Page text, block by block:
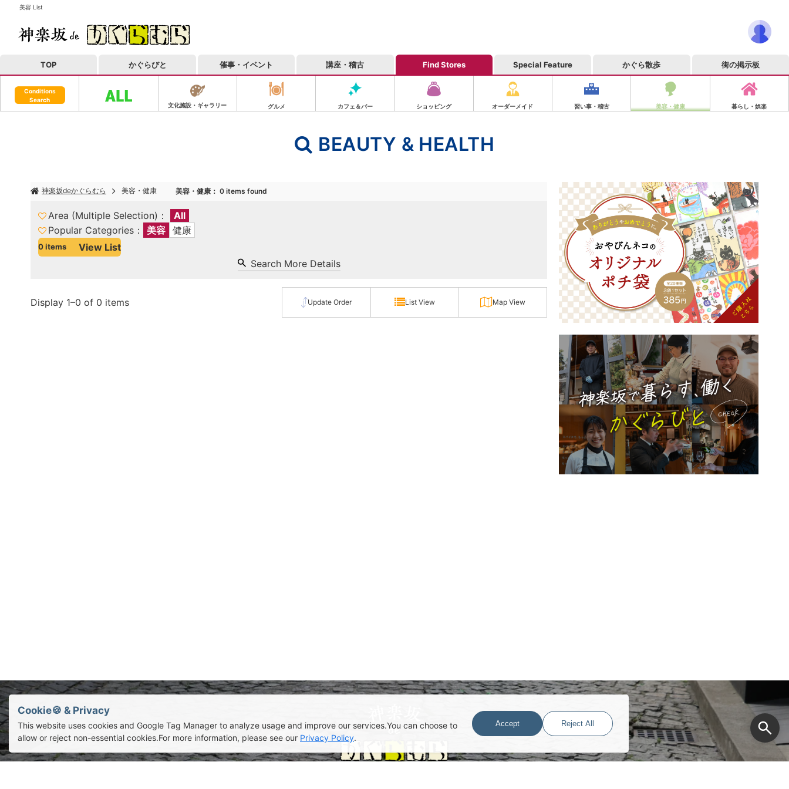
美容 List
TOP かぐらびと 催事・イベント 講座・稽古 Find Stores Special Feature かぐら散歩 街の掲示板
Conditions
Search
文化施設・ギャラリー グルメ カフェ＆バー ショッピング オーダーメイド 習い事・稽古 美容・健康 暮らし・娯楽
BEAUTY & HEALTH
神楽坂deかぐらむら 美容・健康 美容・健康 ： 0 items found
Area (Multiple Selection)
All
Popular Categories
美容 健康
0items View List
Search More Details
Display 1–0 of 0 items Update Order List View Map View
Cookie🍪 & Privacy
This website uses cookies and Google Tag Manager to analyze usage and improve our services.You can choose to
allow or reject non-essential cookies.For more information, please see our Privacy Policy.
Accept Reject All